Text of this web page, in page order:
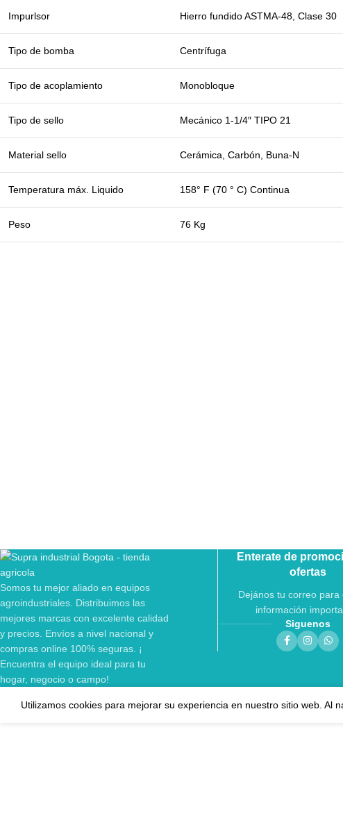
Impurlsor Hierro fundido ASTMA-48, Clase 30
Tipo de bomba Centrífuga
Tipo de acoplamiento Monobloque
Tipo de sello Mecánico 1-1/4″ TIPO 21
Material sello Cerámica, Carbón, Buna-N
Temperatura máx. Liquido 158° F (70 ° C) Continua
Peso 76 Kg
Somos tu mejor aliado en equipos
agroindustriales. Distribuimos las
mejores marcas con excelente calidad
y precios. Envíos a nivel nacional y
compras online 100% seguras. ¡
Encuentra el equipo ideal para tu
hogar, negocio o campo!
Enterate de
ofertas
Dejános tu correo para
información
Siguenos
Utilizamos cookies para mejorar su experiencia en nuestro sitio web. Al